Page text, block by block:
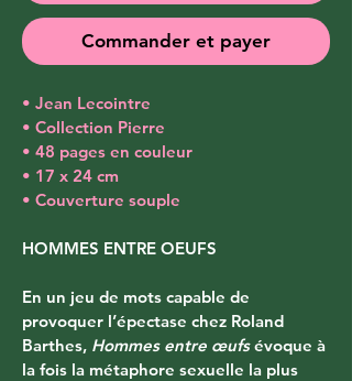
Commander et payer
• Jean Lecointre
• Collection Pierre
• 48 pages en couleur
• 17 x 24 cm
• Couverture souple
HOMMES ENTRE OEUFS
En un jeu de mots capable de
provoquer l’épectase chez Roland
Barthes, Hommes entre œufs évoque à
la fois la métaphore sexuelle la plus